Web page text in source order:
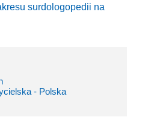
surdologopedii na
- Polska